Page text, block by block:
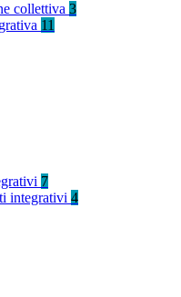
collettiva 3
11
7
integrativi 4